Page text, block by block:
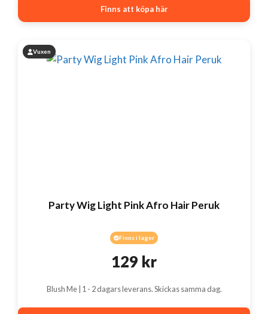
Finns att köpa här
Vuxen
Party Wig Light Pink Afro Hair Peruk
Finns i lager
129 kr
Blush Me | 1 - 2 dagars leverans. Skickas samma dag.